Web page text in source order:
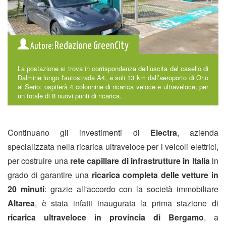
Autore: Redazione GreenCity
La postazione si trova in corrispondenza dell’uscita del casello di
Dalmine lungo l'autostrada A4, a soli 13 km dall’aeroporto di Orio
al Serio: ospiterà 4 colonnine di ricarica veloce e ultraveloce, per
un totale di 8 nuovi punti di ricarica.
Continuano gli investimenti di Electra, azienda
specializzata nella ricarica ultraveloce per i veicoli elettrici,
per costruire una rete capillare di infrastrutture in Italiain
grado di garantire una ricarica completa delle vetture in
20 minuti: grazie all'accordo con la società immobiliare
Altarea, è stata infatti inaugurata la prima stazione di
ricarica ultraveloce in provincia di Bergamo, a